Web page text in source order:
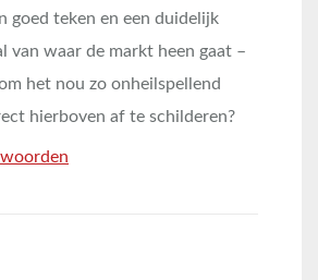
goed teken en een duidelijk
van waar de markt heen gaat –
het nou zo onheilspellend
hierboven af te schilderen?